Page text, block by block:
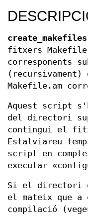
create_makefiles
fitxers Makefile
corresponents
Makefile.am
Aquest script
del directori
contingui el
Estalviareu
script en
executar
Si el directori
el mateix que
compilació